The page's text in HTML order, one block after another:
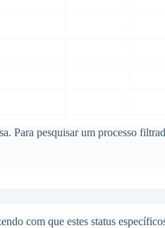
Para pesquisar um processo
com que estes status